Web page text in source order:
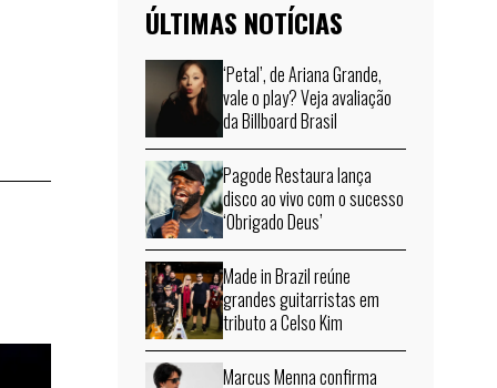
ÚLTIMAS NOTÍCIAS
‘Petal’, de Ariana Grande,
vale o play? Veja avaliação
da Billboard Brasil
Pagode Restaura lança
disco ao vivo com o sucesso
‘Obrigado Deus’
Made in Brazil reúne
grandes guitarristas em
tributo a Celso Kim
Marcus Menna confirma